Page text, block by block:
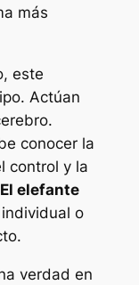
más
este
Actúan
conocer la
control y la
El elefante
o
verdad en